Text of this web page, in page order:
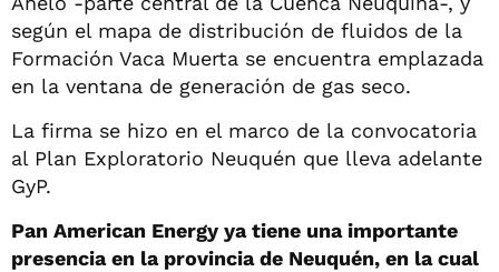
según el mapa de distribución de fluidos de la
Formación Vaca Muerta se encuentra emplazada
en la ventana de generación de gas seco.
La firma se hizo en el marco de la convocatoria
al Plan Exploratorio Neuquén que lleva adelante
GyP.
Pan American Energy ya tiene una importante
presencia en la provincia de Neuquén, en la cual